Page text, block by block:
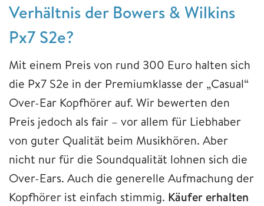
Verhältnis der Bowers & Wilkins
Px7 S2e?
Mit einem Preis von rund 300 Euro halten sich
die Px7 S2e in der Premiumklasse der „Casual“
Over-Ear Kopfhörer auf. Wir bewerten den
Preis jedoch als fair – vor allem für Liebhaber
von guter Qualität beim Musikhören. Aber
nicht nur für die Soundqualität lohnen sich die
Over-Ears. Auch die generelle Aufmachung der
Kopfhörer ist einfach stimmig. Käufer erhalten